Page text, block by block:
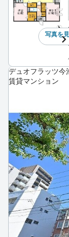
写真を
デュオフラッツ今
賃貸マンション